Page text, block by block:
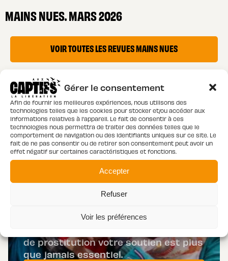
Gérer le consentement
Afin de fournir les meilleures expériences, nous utilisons des
technologies telles que les cookies pour stocker et/ou accéder aux
informations relatives à l'appareil. Le fait de consentir à ces
technologies nous permettra de traiter des données telles que le
comportement de navigation ou des identifiants uniques sur ce site. Le
fait de ne pas consentir ou de retirer son consentement peut avoir un
effet négatif sur certaines caractéristiques et fonctions.
Accepter
Refuser
Voir les préférences
VOIR TOUTES LES REVUES MAINS NUES
MAINS NUES. MARS 2026
AIDER
LES CAPTIFS
Vous pouvez nous aider de plusieurs
bénévole ou faire un don. Pour les
de prostitution votre soutien est plus
que jamais essentiel.